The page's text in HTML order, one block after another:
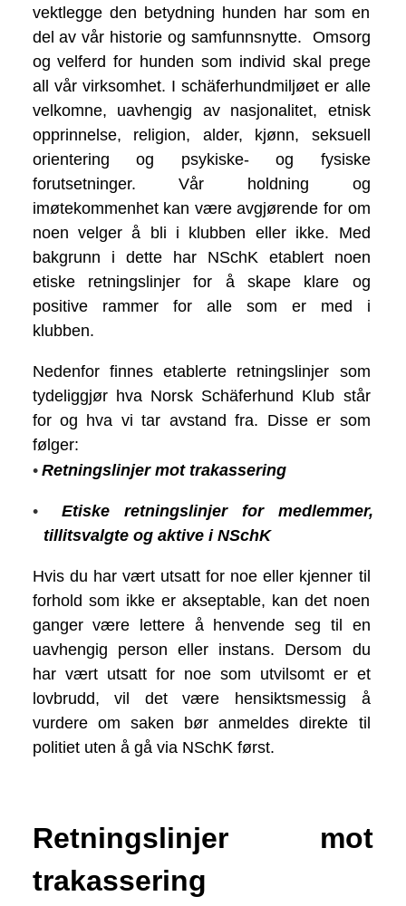
vektlegge den betydning hunden har som en
del av vår historie og samfunnsnytte.
Omsorg
og velferd for hunden som individ skal prege
all vår virksomhet. I schäferhundmiljøet er alle
velkomne, uavhengig av nasjonalitet, etnisk
opprinnelse, religion, alder, kjønn, seksuell
orientering og psykiske- og fysiske
forutsetninger. Vår holdning og
imøtekommenhet kan være avgjørende for om
noen velger å bli i klubben eller ikke. Med
bakgrunn i dette har NSchK etablert noen
etiske retningslinjer for å skape klare og
positive rammer for alle som er med i
klubben.
Nedenfor finnes etablerte retningslinjer som
tydeliggjør hva Norsk Schäferhund Klub står
for og hva vi tar avstand fra. Disse er som
følger:
• Retningslinjer mot trakassering
•
Etiske retningslinjer for medlemmer,
tillitsvalgte og aktive i NSchK
Hvis du har vært utsatt for noe eller kjenner til
forhold som ikke er akseptable, kan det noen
ganger være lettere å henvende seg til en
uavhengig person eller instans. Dersom du
har vært utsatt for noe som utvilsomt er et
lovbrudd, vil det være hensiktsmessig å
vurdere om saken bør anmeldes direkte til
politiet uten å gå via NSchK først.
Retningslinjer mot
trakassering